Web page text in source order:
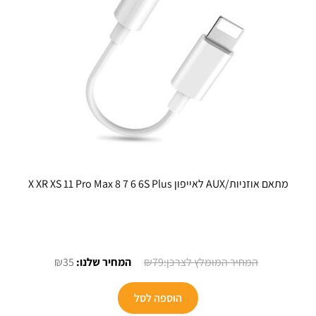
מתאם אוזניות/AUX לאייפון X XR XS 11 Pro Max 8 7 6 6S Plus
₪79
המחיר
המקורי
היה:
₪35 המחיר
הוספה לסל